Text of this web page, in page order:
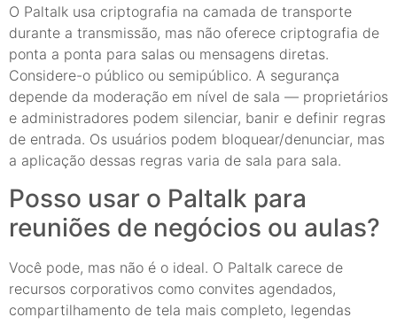
O Paltalk usa criptografia na camada de transporte
durante a transmissão, mas não oferece criptografia de
ponta a ponta para salas ou mensagens diretas.
Considere-o público ou semipúblico. A segurança
depende da moderação em nível de sala — proprietários
e administradores podem silenciar, banir e definir regras
de entrada. Os usuários podem bloquear/denunciar, mas
a aplicação dessas regras varia de sala para sala.
Posso usar o Paltalk para
reuniões de negócios ou aulas?
Você pode, mas não é o ideal. O Paltalk carece de
recursos corporativos como convites agendados,
compartilhamento de tela mais completo, legendas